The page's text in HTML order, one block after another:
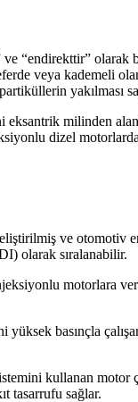
“endirekttir”
veya kademeli
yakılması
milinden
dizel
ve
olarak sıralanabilir.
motorlara
basınçla
kullanan motor
tasarrufu sağlar.